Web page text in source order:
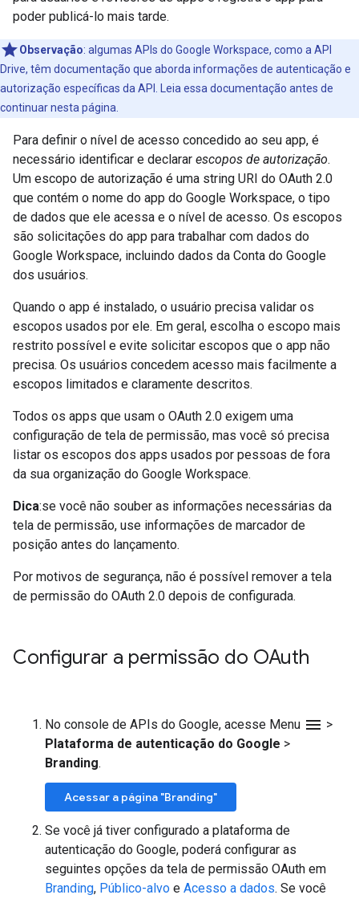
poder publicá-lo mais tarde.
Observação: algumas APIs do Google Workspace, como a API
Drive, têm documentação que aborda informações de autenticação e
autorização específicas da API. Leia essa documentação antes de
continuar nesta página.
Para definir o nível de acesso concedido ao seu app, é
necessário identificar e declarar escopos de autorização.
Um escopo de autorização é uma string URI do OAuth 2.0
que contém o nome do app do Google Workspace, o tipo
de dados que ele acessa e o nível de acesso. Os escopos
são solicitações do app para trabalhar com dados do
Google Workspace, incluindo dados da Conta do Google
dos usuários.
Quando o app é instalado, o usuário precisa validar os
escopos usados por ele. Em geral, escolha o escopo mais
restrito possível e evite solicitar escopos que o app não
precisa. Os usuários concedem acesso mais facilmente a
escopos limitados e claramente descritos.
Todos os apps que usam o OAuth 2.0 exigem uma
configuração de tela de permissão, mas você só precisa
listar os escopos dos apps usados por pessoas de fora
da sua organização do Google Workspace.
Dica:se você não souber as informações necessárias da
tela de permissão, use informações de marcador de
posição antes do lançamento.
Por motivos de segurança, não é possível remover a tela
de permissão do OAuth 2.0 depois de configurada.
Configurar a permissão do OAuth
No console de APIs do Google, acesse Menu menu >
Plataforma de autenticação do Google >
Branding.
Acessar a página "Branding"
Se você já tiver configurado a plataforma de
autenticação do Google, poderá configurar as
seguintes opções da tela de permissão OAuth em
Branding, Público-alvo e Acesso a dados. Se você